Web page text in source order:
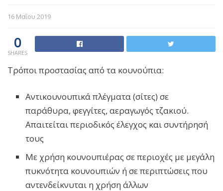
16 Μαΐου 2019
0
SHARES
Τρόποι προστασίας από τα κουνούπια:
Αντικουνουπικά πλέγματα (σίτες) σε
παράθυρα, φεγγίτες, αεραγωγός τζακιού.
Aπαιτείται περιοδικός έλεγχος και συντήρησή
τους
Mε χρήση κουνουπιέρας σε περιοχές με μεγάλη
πυκνότητα κουνουπιών ή σε περιπτώσεις που
αντενδείκνυται η χρήση άλλων